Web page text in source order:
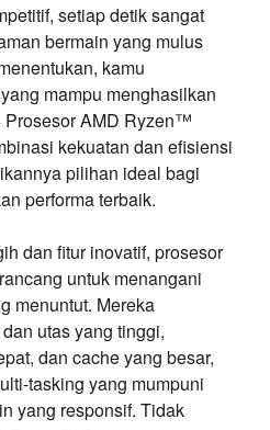
setiap detik sangat
bermain yang mulus
kamu
mampu menghasilkan
Prosesor AMD Ryzen™
kekuatan dan efisiensi
pilihan ideal bagi
performa terbaik.
dan fitur inovatif, prosesor
untuk menangani
menuntut. Mereka
utas yang tinggi,
dan cache yang besar,
tasking yang mumpuni
yang responsif. Tidak